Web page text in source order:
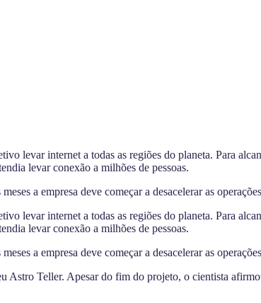
levar internet a todas as regiões do planeta. Para
levar conexão a milhões de pessoas.
a empresa deve começar a desacelerar as
levar internet a todas as regiões do planeta. Para
levar conexão a milhões de pessoas.
a empresa deve começar a desacelerar as
Teller. Apesar do fim do projeto, o cientista